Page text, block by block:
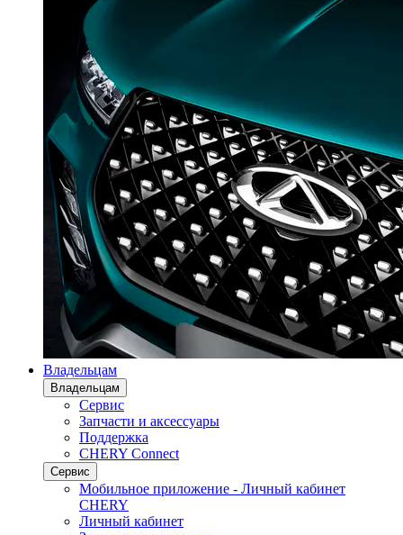
Владельцам
Владельцам
Сервис
Запчасти и аксессуары
Поддержка
CHERY Connect
Сервис
Мобильное приложение - Личный кабинет
CHERY
Личный кабинет